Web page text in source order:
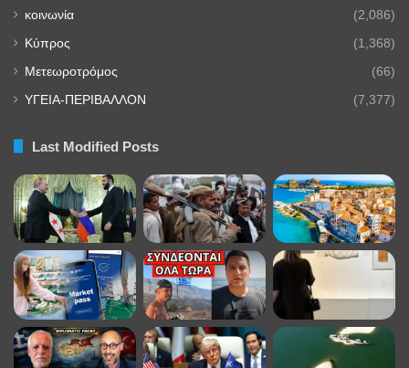
κοινωνία (2,086)
Κύπρος (1,368)
Μετεωροτρόμος (66)
ΥΓΕΙΑ-ΠΕΡΙΒΑΛΛΟΝ (7,377)
Last Modified Posts